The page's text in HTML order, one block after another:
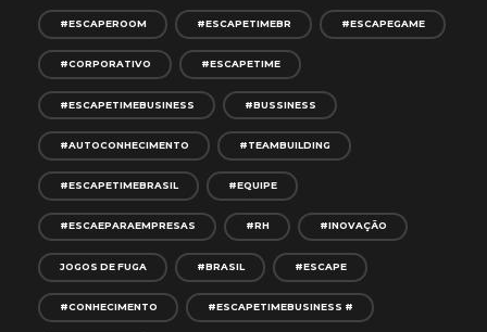
#ESCAPEROOM #ESCAPETIMEBR #ESCAPEGAME
#CORPORATIVO #ESCAPETIME
#ESCAPETIMEBUSINESS #BUSSINESS
#AUTOCONHECIMENTO #TEAMBUILDING
#ESCAPETIMEBRASIL #EQUIPE
#ESCAEPARAEMPRESAS #RH #INOVAÇÃO
JOGOS DE FUGA #BRASIL #ESCAPE
#CONHECIMENTO #ESCAPETIMEBUSINESS #